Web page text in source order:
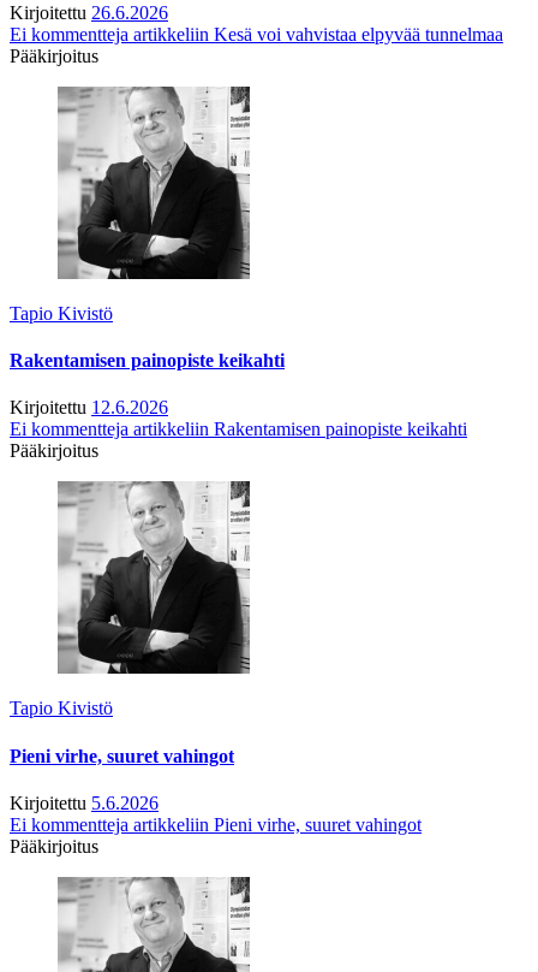
Kirjoitettu 26.6.2026
Ei kommentteja artikkeliin Kesä voi vahvistaa elpyvää tunnelmaa
Pääkirjoitus
Tapio Kivistö
Rakentamisen painopiste keikahti
Kirjoitettu 12.6.2026
Ei kommentteja artikkeliin Rakentamisen painopiste keikahti
Pääkirjoitus
Tapio Kivistö
Pieni virhe, suuret vahingot
Kirjoitettu 5.6.2026
Ei kommentteja artikkeliin Pieni virhe, suuret vahingot
Pääkirjoitus